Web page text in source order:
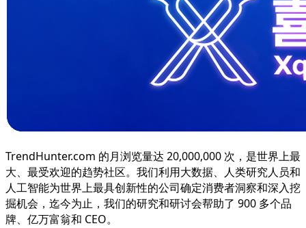
TrendHunter.com 的月浏览量达 20,000,000 次，是世界上最
大、最受欢迎的趋势社区。我们利用大数据、人类研究人员和
人工智能为世界上最具创新性的公司确定消费者洞察和深入挖
掘机会，迄今为止，我们的研究和研讨会帮助了 900 多个品
牌、亿万富翁和 CEO。